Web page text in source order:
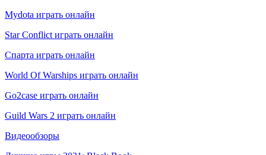
Mydota играть онлайн
Star Conflict играть онлайн
Спарта играть онлайн
World Of Warships играть онлайн
Go2case играть онлайн
Guild Wars 2 играть онлайн
Видеообзоры